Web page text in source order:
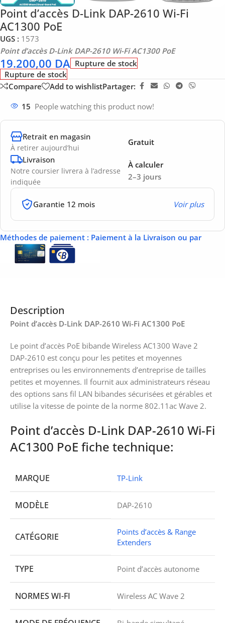
Point d’accès D-Link DAP-2610 Wi-Fi
AC1300 PoE
UGS : 1573
Point d’accès D-Link DAP-2610 Wi-Fi AC1300 PoE
19.200,00 DA Rupture de stock
Rupture de stock
Compare
Add to wishlistPartager:
15 People watching this product now!
Retrait en magasin
À retirer aujourd’hui
Gratuit
Livraison
Notre coursier livrera à l’adresse
indiquée
2–3 jours
À calculer
Garantie 12 mois Voir plus
Méthodes de paiement : Paiement à la Livraison ou par
Description
Point d’accès D-Link DAP-2610 Wi-Fi AC1300 PoE
Le point d’accès PoE bibande Wireless AC1300 Wave 2
DAP-2610 est conçu pour les petites et moyennes
entreprises ou les environnements d’entreprise de tailles
petites et moyennes. Il fournit aux administrateurs réseau
des options sans fil LAN bibandes sécurisées et gérables et
utilise la vitesse de pointe de la norme 802.11ac Wave 2.
Point d’accès D-Link DAP-2610 Wi-Fi
AC1300 PoE fiche technique:
MARQUE TP-Link
MODÈLE DAP-2610
CATÉGORIE
Points d’accès & Range
Extenders
TYPE Point d’accès autonome
NORMES WI-FI Wireless AC Wave 2